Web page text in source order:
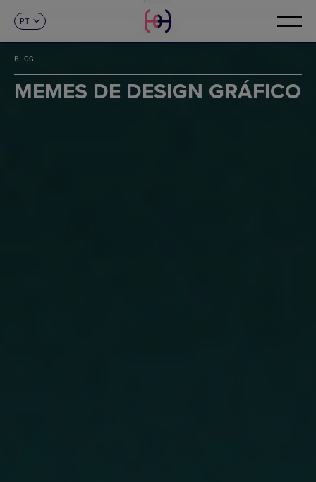
EN
FR
DE
IT
PT
CONTACTO
BLOG
MEMES DE DESIGN GRÁFICO